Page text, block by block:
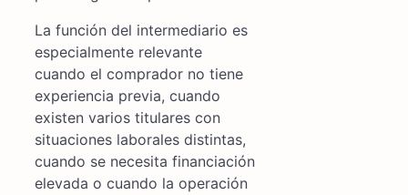
La función del intermediario es
especialmente relevante
cuando el comprador no tiene
experiencia previa, cuando
existen varios titulares con
situaciones laborales distintas,
cuando se necesita financiación
elevada o cuando la operación